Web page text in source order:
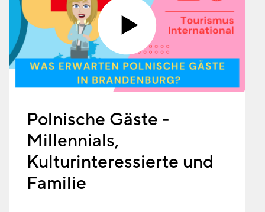
Polnische Gäste -
Millennials,
Kulturinteressierte und
Familie